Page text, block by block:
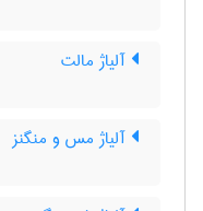
آلیاژ مالت
آلیاژ مس و منگنز